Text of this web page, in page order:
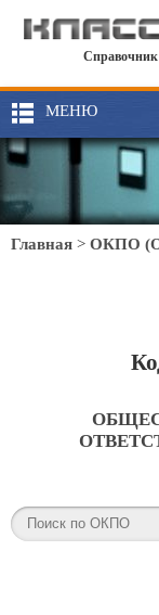
Справочник
МЕНЮ
Главная > ОКПО